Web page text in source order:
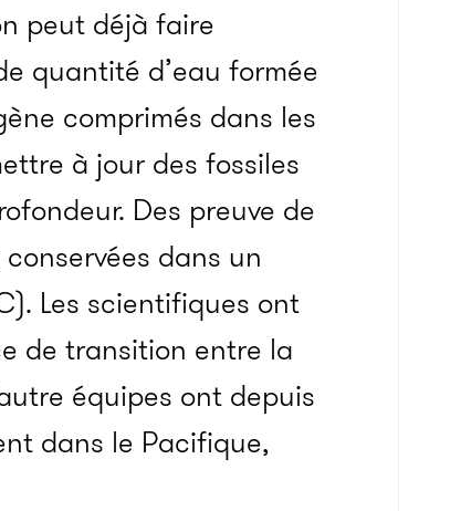
peut déjà faire
quantité d’eau formée
comprimés dans les
à jour des fossiles
Des preuve de
dans un
Les scientifiques ont
de transition entre la
équipes ont depuis
dans le Pacifique,